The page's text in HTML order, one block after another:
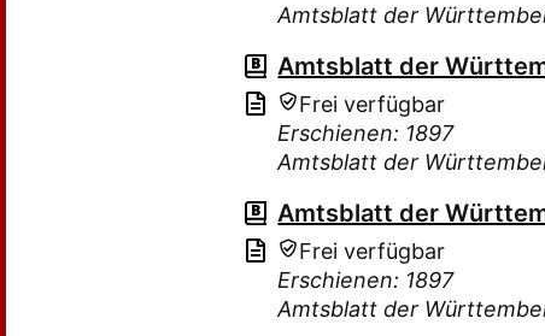
Amtsblatt der
Amtsblatt der
Frei verfügbar
Erschienen: 1897
Amtsblatt der
Amtsblatt der
Frei verfügbar
Erschienen: 1897
Amtsblatt der